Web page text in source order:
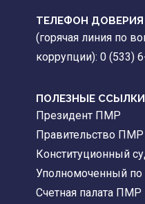
ТЕЛЕФОН ДОВЕРИЯ
(горячая линия по
коррупции): 0 (533)
ПОЛЕЗНЫЕ ССЫЛКИ
Президент ПМР
Правительство ПМР
Конституционный
Уполномоченный по
Счетная палата ПМР